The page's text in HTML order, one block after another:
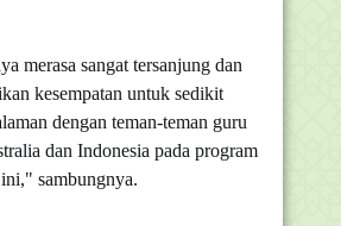
merasa sangat tersanjung dan
kesempatan untuk sedikit
dengan teman-teman guru
dan Indonesia pada program
sambungnya.